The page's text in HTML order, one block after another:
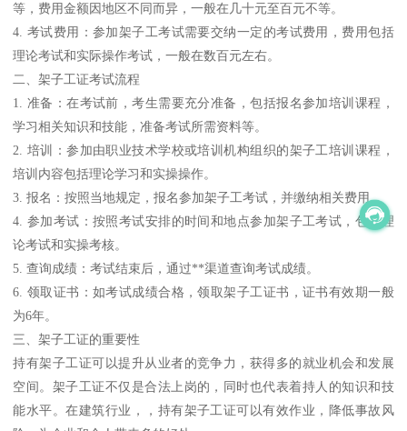
等，费用金额因地区不同而异，一般在几十元至百元不等。
4. 考试费用：参加架子工考试需要交纳一定的考试费用，费用包括
理论考试和实际操作考试，一般在数百元左右。
二、架子工证考试流程
1. 准备：在考试前，考生需要充分准备，包括报名参加培训课程，
学习相关知识和技能，准备考试所需资料等。
2. 培训：参加由职业技术学校或培训机构组织的架子工培训课程，
培训内容包括理论学习和实操操作。
3. 报名：按照当地规定，报名参加架子工考试，并缴纳相关费用。
4. 参加考试：按照考试安排的时间和地点参加架子工考试，包括理
论考试和实操考核。
5. 查询成绩：考试结束后，通过**渠道查询考试成绩。
6. 领取证书：如考试成绩合格，领取架子工证书，证书有效期一般
为6年。
三、架子工证的重要性
持有架子工证可以提升从业者的竞争力，获得多的就业机会和发展
空间。架子工证不仅是合法上岗的，同时也代表着持人的知识和技
能水平。在建筑行业，，持有架子工证可以有效作业，降低事故风